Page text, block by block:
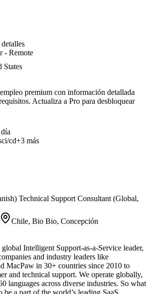
- Remote
States
premium con información detallada
Actualiza a Pro para desbloquear
ci/cd+3 más
Technical Support Consultant (Global,
Chile, Bio Bio, Concepción
Intelligent Support-as-a-Service leader,
and industry leaders like
MacPaw in 30+ countries since 2010 to
and technical support. We operate globally,
languages across diverse industries. So what